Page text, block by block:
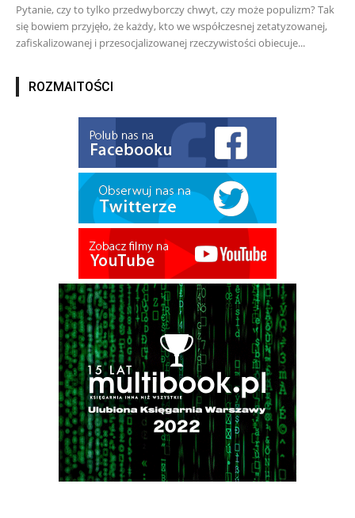
Pytanie, czy to tylko przedwyborczy chwyt, czy może populizm? Tak
się bowiem przyjęło, że każdy, kto we współczesnej zetatyzowanej,
zafiskalizowanej i przesocjalizowanej rzeczywistości obiecuje...
ROZMAITOŚCI